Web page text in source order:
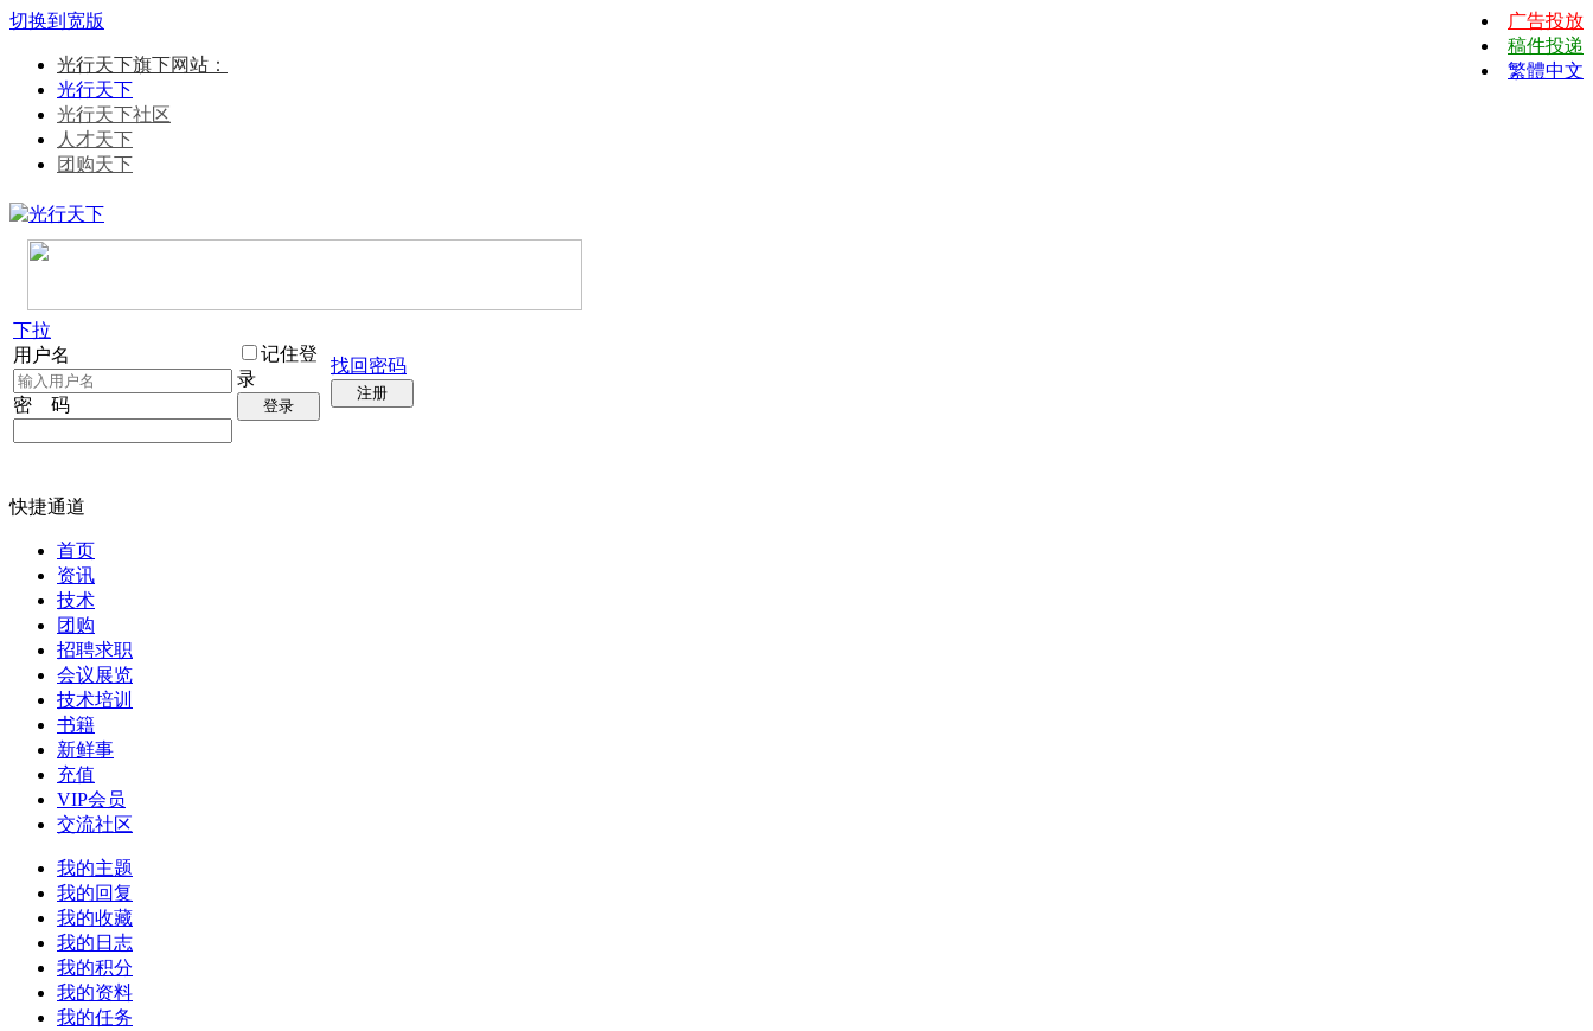
切换到宽版
广告投放
稿件投递
繁體中文
光行天下旗下网站：
光行天下
光行天下社区
人才天下
团购天下
下拉
用户名
密 码
记住登
录
登录
找回密码
注册
快捷通道
首页
资讯
技术
团购
招聘求职
会议展览
技术培训
书籍
新鲜事
充值
VIP会员
交流社区
我的主题
我的回复
我的收藏
我的日志
我的积分
我的资料
我的任务